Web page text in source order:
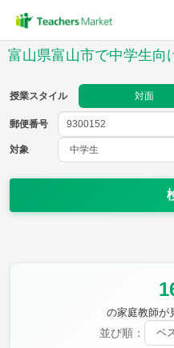
富山県富山市で中学生向
授業スタイル 対面
郵便番号
対象
の家庭教師が
並び順：
郵便番号
教科
現代文
公民 芸術